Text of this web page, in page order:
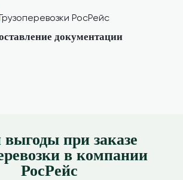
документации
при заказе
в компании
РосРейс